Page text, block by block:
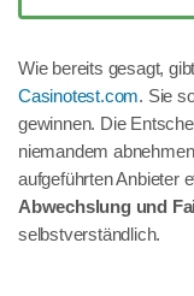
Wie bereits gesagt,
Casinotest.com. Sie
gewinnen. Die
niemandem
aufgeführten Anbieter
Abwechslung und
selbstverständlich.